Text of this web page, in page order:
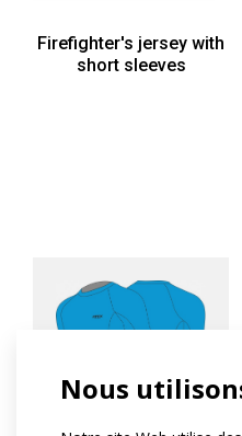
Nous
Firefighter's jersey with
short sleeves